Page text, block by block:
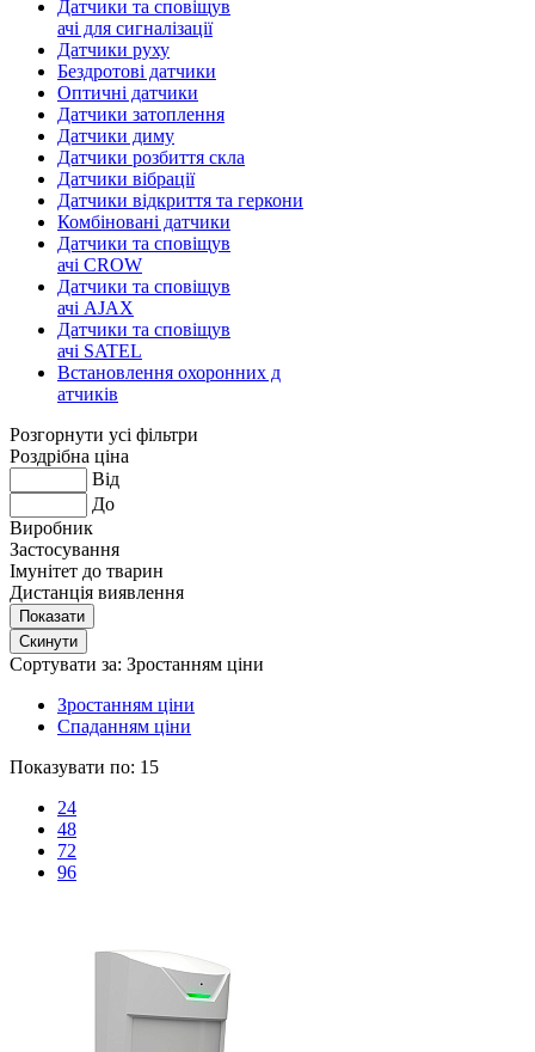
Датчики та сповіщув
ачі для сигналізації
Датчики руху
Бездротові датчики
Оптичні датчики
Датчики затоплення
Датчики диму
Датчики розбиття скла
Датчики вібрації
Датчики відкриття та геркони
Комбіновані датчики
Датчики та сповіщув
ачі CROW
Датчики та сповіщув
ачі AJAX
Датчики та сповіщув
ачі SATEL
Встановлення охоронних д
атчиків
Розгорнути усі фільтри
Роздрібна ціна
Від
До
Виробник
Застосування
Імунітет до тварин
Дистанція виявлення
Сортувати за: Зростанням ціни
Зростанням ціни
Спаданням ціни
Показувати по: 15
24
48
72
96